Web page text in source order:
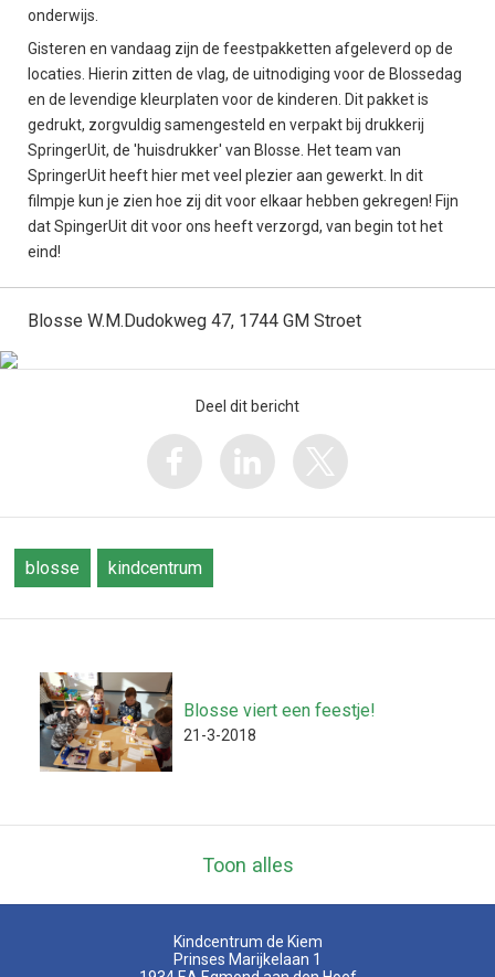
onderwijs.
Gisteren en vandaag zijn de feestpakketten afgeleverd op de
locaties. Hierin zitten de vlag, de uitnodiging voor de Blossedag
en de levendige kleurplaten voor de kinderen. Dit pakket is
gedrukt, zorgvuldig samengesteld en verpakt bij drukkerij
SpringerUit, de 'huisdrukker' van Blosse. Het team van
SpringerUit heeft hier met veel plezier aan gewerkt. In dit
filmpje kun je zien hoe zij dit voor elkaar hebben gekregen! Fijn
dat SpingerUit dit voor ons heeft verzorgd, van begin tot het
eind!
Blosse W.M.Dudokweg 47, 1744 GM Stroet
Deel dit bericht
blosse kindcentrum
Blosse viert een feestje!
21-3-2018
Toon alles
Kindcentrum de Kiem
Prinses Marijkelaan 1